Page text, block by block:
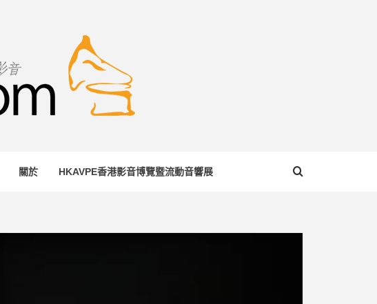
關於 HKAVPE香港影音博覽暨流動音響展